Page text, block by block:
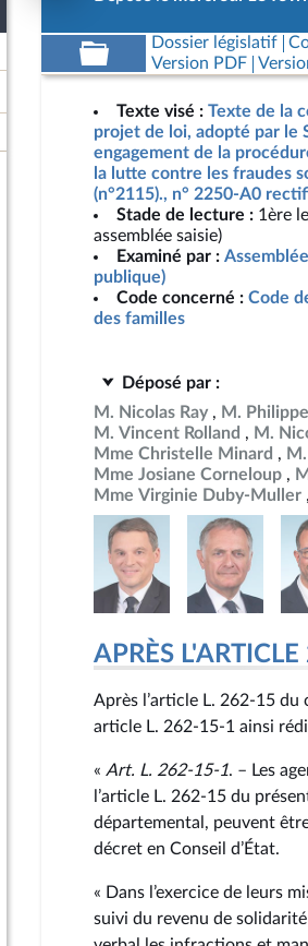
Date de dépôt
19 février 2026
18 février 2026
18 février 2026
17 février 2026
19 février 2026
18 février 2026
Dossier législatif
Version PDF
Texte visé : Texte de la
projet de loi, adopté par le
engagement de la
la lutte contre les fraudes
(n°2115)., n° 2250-A0
Stade de lecture : 1ère
assemblée saisie)
Examiné par :
publique)
Code concerné : Code
des familles
Déposé par :
M. Nicolas Ray
M.
M. Vincent Rolland
M.
Mme Christelle Minard
Mme Josiane Corneloup
Mme Virginie Duby-Muller
APRÈS
Après l’article L. 262‑15
article L. 262‑15‑1 ainsi
« Art. L. 262‑15‑1. – Les
l’article L. 262‑15 du
départemental, peuvent
décret en Conseil d’État.
« Dans l’exercice de leurs
suivi du revenu de